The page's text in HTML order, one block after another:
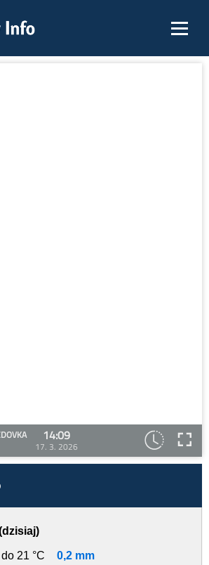
14:09
17. 3. 2026
21 °C 0,2 mm